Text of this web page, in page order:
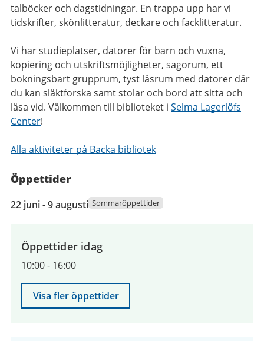
talböcker och dagstidningar. En trappa upp har vi
tidskrifter, skönlitteratur, deckare och facklitteratur.
Vi har studieplatser, datorer för barn och vuxna,
kopiering och utskriftsmöjligheter, sagorum, ett
bokningsbart grupprum, tyst läsrum med datorer där
du kan släktforska samt stolar och bord att sitta och
läsa vid. Välkommen till biblioteket i Selma Lagerlöfs
Center!
Alla aktiviteter på Backa bibliotek
Öppettider
22
juni
augusti
2026
22 juni - 9 augusti Sommaröppettider
Öppettider idag
10:00- 16:00
Visa fler öppettider